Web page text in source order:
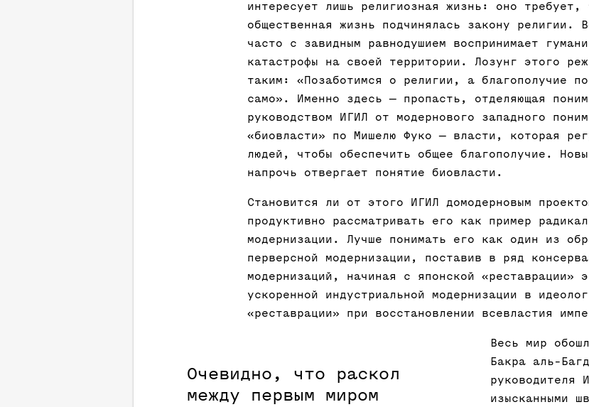
интересует лишь религиозная жизнь: оно требует,
общественная жизнь подчинялась закону религии.
часто с завидным равнодушием воспринимает
катастрофы на своей территории. Лозунг этого
таким: «Позаботимся о религии, а благополучие
само». Именно здесь — пропасть, отделяющая
руководством ИГИЛ от модернового западного
«биовласти» по Мишелю Фуко — власти, которая
людей, чтобы обеспечить общее благополучие.
напрочь отвергает понятие биовласти.
Становится ли от этого ИГИЛ домодерновым
продуктивно рассматривать его как пример
модернизации. Лучше понимать его как один из
перверсной модернизации, поставив в ряд
модернизаций, начиная с японской «реставрации»
ускоренной индустриальной модернизации в
«реставрации» при восстановлении всевластия
Очевидно, что раскол
между первым миром
Весь мир
Бакра аль-
руководителя
изысканными